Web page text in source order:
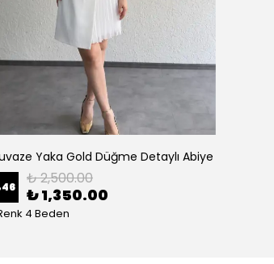
Yaka Gold Düğme Detaylı Abiye
46 ₺ 2,500.00
₺ 1,350.00
4 Beden